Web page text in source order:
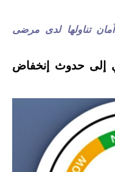
تناولها لدى مرضى
إلى حدوث إنخفاض